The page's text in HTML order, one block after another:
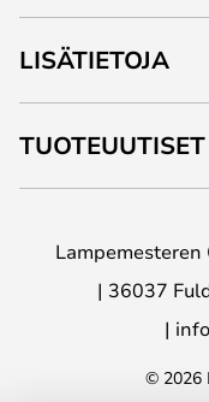
LISÄTIETOJA
TUOTEUUTISET
Lampemesteren
36037
© 2026